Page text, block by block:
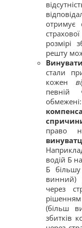
отримує
розмірі
решту
стали
кожен
певній
право
водій Б
Б
винний)
через
(більш
збитків